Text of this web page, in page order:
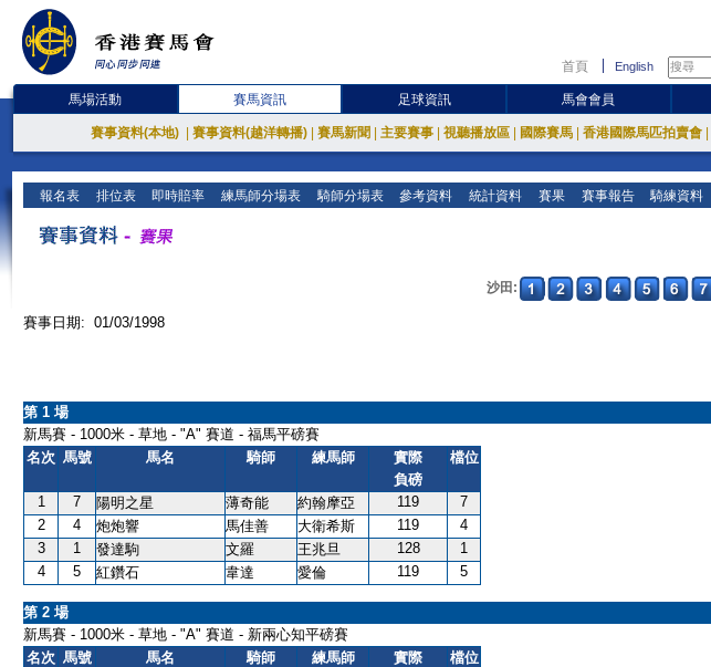
首頁 English
馬場活動 賽馬資訊 足球資訊 馬會會員
賽事資料(本地) 賽事資料(越洋轉播) 賽馬新聞 主要賽事 視聽播放區 國際賽馬 香港國際馬匹拍賣會
報名表 排位表 即時賠率 練馬師分場表 騎師分場表 參考資料 統計資料 賽果 賽事報告 騎練資料
沙田:
賽事日期: 01/03/1998
第 1 場
新馬賽 - 1000米 - 草地 - "A" 賽道 - 福馬平磅賽
名次 馬號 馬名 騎師 練馬師
實際
負磅
檔位
1 7 陽明之星 薄奇能 約翰摩亞 119
7
2
4 炮炮響 馬佳善 大衛希斯 119
4
3
1 發達駒 文羅 王兆旦 128
1
4
5 紅鑽石 韋達 愛倫 119 5
第 2 場
新馬賽 - 1000米 - 草地 - "A" 賽道 - 新兩心知平磅賽
名次 馬號 馬名 騎師 練馬師
實際
檔位